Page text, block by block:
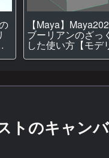
【Maya】
ブーリアンのざっ
した使い方【モデ
トのキャン